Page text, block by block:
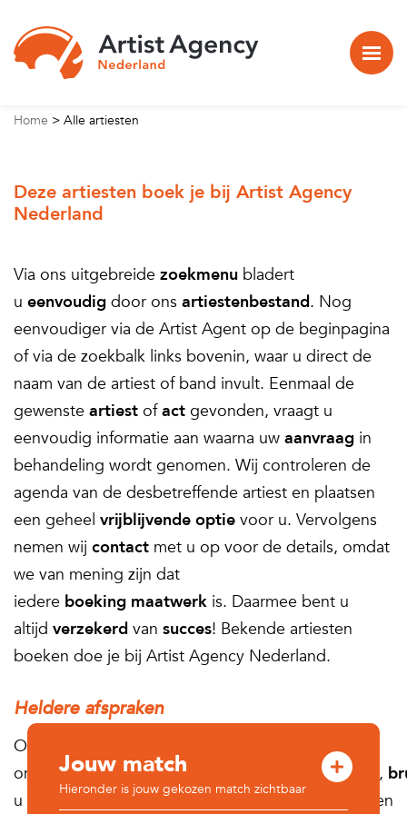
Home > Alle artiesten
Deze artiesten boek je bij Artist Agency
Nederland
Via ons uitgebreide zoekmenu bladert
u eenvoudig door ons artiestenbestand. Nog
eenvoudiger via de Artist Agent op de beginpagina
of via de zoekbalk links bovenin, waar u direct de
naam van de artiest of band invult. Eenmaal de
gewenste artiest ofact gevonden, vraagt u
eenvoudig informatie aan waarna uw aanvraag in
behandeling wordt genomen. Wij controleren de
agenda van de desbetreffende artiest en plaatsen
een geheel vrijblijvende optie voor u. Vervolgens
nemen wij contact met u op voor de details, omdat
we van mening zijn dat
iedere boeking maatwerk is. Daarmee bent u
altijd verzekerd van succes! Bekende artiesten
boeken doe je bij Artist Agency Nederland.
Heldere afspraken
Of het nu gaat
om
dorpsfeesten,bedrijfsevenementen festivals ,
u houdt van heldereafsprakenrondom de gekozen
Jouw match
Hieronder is jouw gekozen match zichtbaar